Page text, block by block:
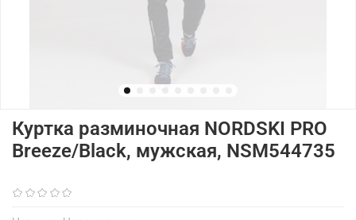
Куртка разминочная NORDSKI PRO
Breeze/Black, мужская, NSM544735